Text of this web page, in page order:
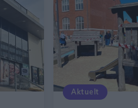
Aktuelt